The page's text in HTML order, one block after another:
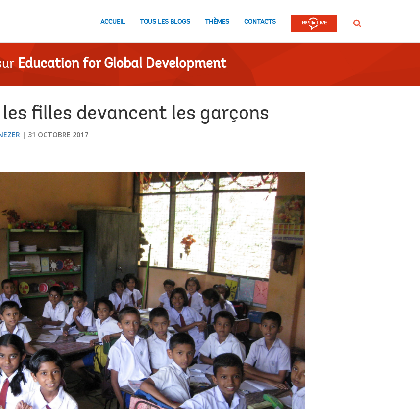
ACCUEIL TOUS LES BLOGS THÈMES CONTACTS Rechercher
Education for Global Development
filles devancent les garçons
31 OCTOBRE 2017